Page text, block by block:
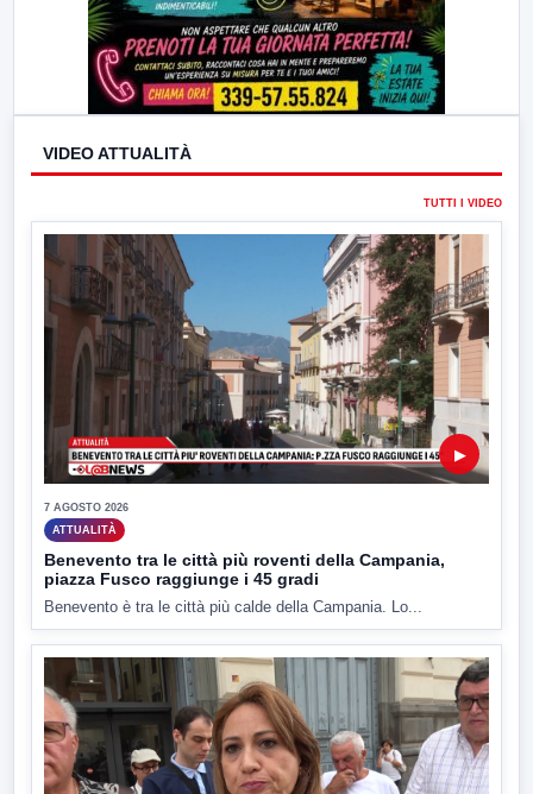
VIDEO ATTUALITÀ
TUTTI I VIDEO
▶
7 AGOSTO 2026
ATTUALITÀ
Benevento tra le città più roventi della Campania,
piazza Fusco raggiunge i 45 gradi
Benevento è tra le città più calde della Campania. Lo...